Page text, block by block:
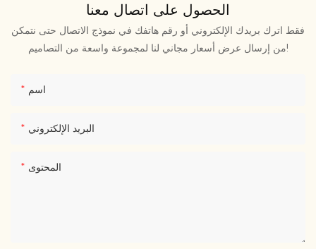
الحصول على اتصال معنا
فقط اترك بريدك الإلكتروني أو رقم هاتفك في نموذج الاتصال حتى نتمكن
من إرسال عرض أسعار مجاني لنا لمجموعة واسعة من التصاميم!
اسم
البريد الإلكتروني
المحتوى